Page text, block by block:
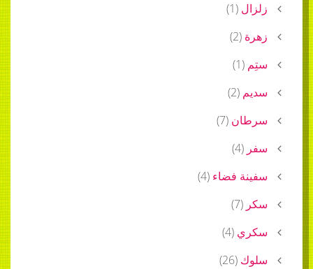
زلزال (
1
)
زهرة (
2
)
ستِم (
1
)
سديم (
2
)
سرطان (
7
)
سفر (
4
)
سفينة فضاء (
4
)
سكر (
7
)
سكري (
4
)
سلوك (
26
)